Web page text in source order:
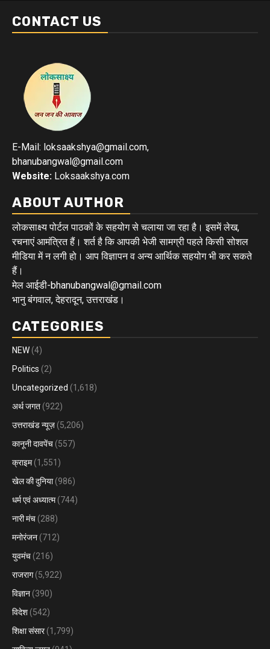
CONTACT US
E-Mail: loksaakshya@gmail.com,
bhanubangwal@gmail.com
Website: Loksaakshya.com
ABOUT AUTHOR
लोकसाक्ष्य पोर्टल पाठकों के सहयोग से चलाया जा रहा है। इसमें लेख,
रचनाएं आमंत्रित हैं। शर्त है कि आपकी भेजी सामग्री पहले किसी सोशल
मीडिया में न लगी हो। आप विज्ञापन व अन्य आर्थिक सहयोग भी कर सकते
हैं।
मेल आईडी-bhanubangwal@gmail.com
भानु बंगवाल, देहरादून, उत्तराखंड।
CATEGORIES
NEW (4)
Politics (2)
Uncategorized (1,618)
अर्थ जगत (922)
उत्तराखंड न्यूज़ (5,206)
कानूनी दावपेंच (557)
क्राइम(1,551)
खेल की दुनिया(986)
धर्म एवं अध्यात्म(744)
नारी मंच (288)
मनोरंजन (712)
युवमंच (216)
राजराग(5,922)
विज्ञान (390)
विदेश (542)
शिक्षा संसार(1,799)